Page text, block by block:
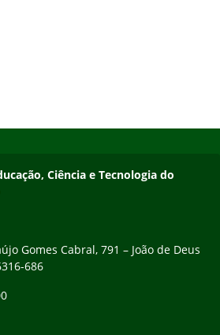
Ciência e Tecnologia do
Gomes Cabral, 791 – João de Deus
686